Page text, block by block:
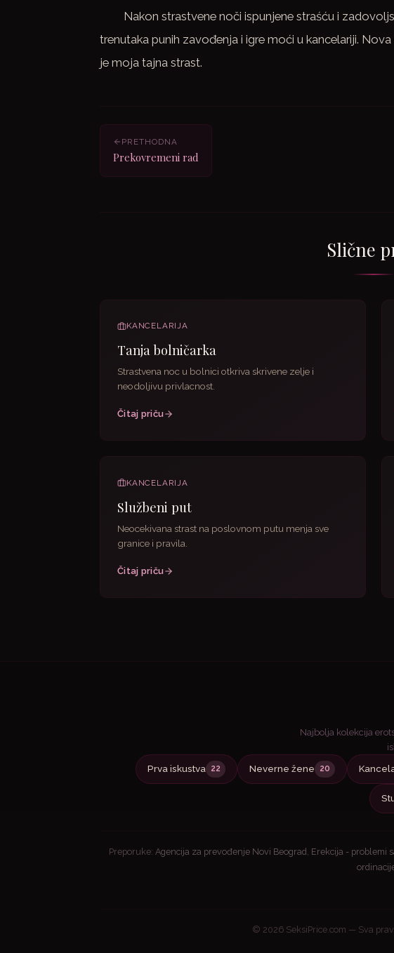
Nakon strastvene noči ispunjene straśću i
trenutaka punih zavođenja i igre moći u kancelariji.
je moja tajna strast.
PRETHODNA
Prekovremeni rad
Slične
KANCELARIJA
Tanja bolničarka
Strastvena noc u bolnici otkriva skrivene zelje i
neodoljivu privlacnost.
Čitaj priču
KANCELARIJA
Službeni put
Neocekivana strast na poslovnom putu menja sve
granice i pravila.
Čitaj priču
Najbolja kolekcija
Prva iskustva 22 Neverne žene 20
Preporuke: Agencija za prevođenje Novi Beograd Erekcija - problemi
© 2026 SeksiPrice.com — Sva